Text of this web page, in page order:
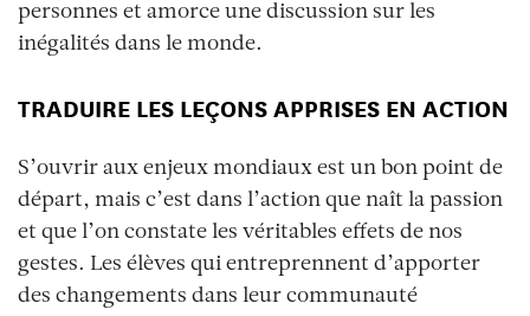
personnes et amorce une discussion sur les
inégalités dans le monde.
TRADUIRE LES LEÇONS APPRISES EN ACTION
S’ouvrir aux enjeux mondiaux est un bon point de
départ, mais c’est dans l’action que naît la passion
et que l’on constate les véritables effets de nos
gestes. Les élèves qui entreprennent d’apporter
des changements dans leur communauté